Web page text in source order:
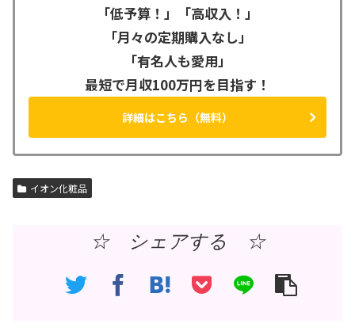
「低予算！」「高収入！」
「月々の定期購入なし」
「有名人も愛用」
最短で月収100万円を目指す！
詳細はこちら（無料）
イオン化粧品
☆ シェアする ☆